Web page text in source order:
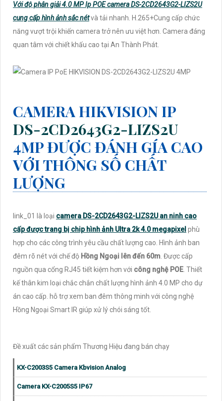
Với độ phân giải 4.0 MP Ip POE camera DS-2CD2643G2-LIZS2U
cung cấp hình ảnh sắc nétvà tải nhanh. H.265+Cung cấp chức
năng vượt trội khiến camera trở nên ưu việt hơn. Camera đáng
quan tâm với chiết khấu cao tại An Thành Phát.
CAMERA HIKVISION IP
DS-2CD2643G2-LIZS2U
4MP ĐƯỢC ĐÁNH GÍA CAO
VỚI THÔNG SỐ CHẤT
LƯỢNG
link_01 là loại camera DS-2CD2643G2-LIZS2U an ninh cao
cấp được trang bị chip hình ảnh Ultra 2k 4.0 megapixel phù
hợp cho các công trình yêu cầu chất lượng cao. Hình ảnh ban
đêm rõ nét với chế độ Hồng Ngoại lên đến 60m . Được cấp
nguồn qua cổng RJ45 tiết kiệm hơn với công nghệ POE . Thiết
kế thân kim loại chắc chắn chất lượng hình ảnh 4.0 MP cho dự
án cao cấp. hỗ trợ xem ban đêm thông minh với công nghệ
Hồng Ngoại Smart IR giúp xử lý chói sáng tốt.
Đề xuất các sản phẩm Thương Hiệu đang bán chạy
KX-C2003S5 Camera Kbvision Analog
Camera KX-C2005S5 IP67